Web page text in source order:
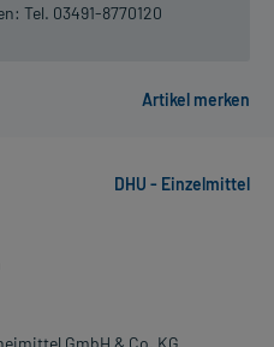
Tel. 03491-8770120
DHU - Einzelmittel
GmbH & Co. KG